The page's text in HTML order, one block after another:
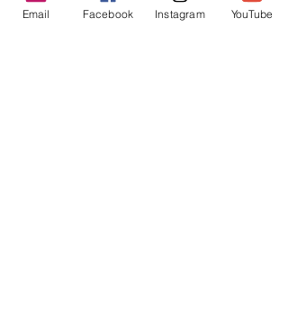
Contacteer ons
Email Facebook Instagram YouTube